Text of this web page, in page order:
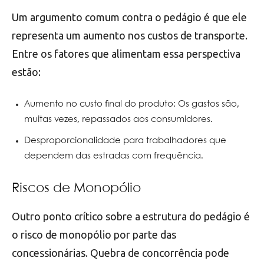
Um argumento comum contra o pedágio é que ele
representa um aumento nos custos de transporte.
Entre os fatores que alimentam essa perspectiva
estão:
Aumento no custo final do produto: Os gastos são,
muitas vezes, repassados aos consumidores.
Desproporcionalidade para trabalhadores que
dependem das estradas com frequência.
Riscos de Monopólio
Outro ponto crítico sobre a estrutura do pedágio é
o risco de monopólio por parte das
concessionárias. Quebra de concorrência pode